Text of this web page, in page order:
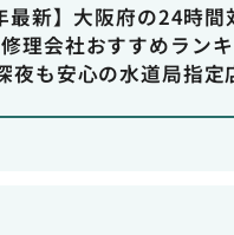
最新】大阪府の24時間
理会社おすすめラン
夜も安心の水道局指定